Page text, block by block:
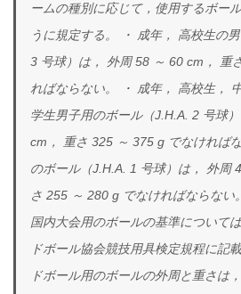
ームの種別に応じて，使用するボー
うに規定する。
・ 成年， 高校生の
3 号球）は， 外周 58 ～ 60 cm， 重
ればならない。
・ 成年， 高校生，
学生男子用のボール（J.H.A. 2 号球
cm， 重さ 325 ～ 375 g でなければ
のボール（J.H.A. 1 号球）は， 外周
さ 255 ～ 280 g でなければならない。
国内大会用のボールの基準について
ドボール協会競技用具検定規程に記載
ドボール用のボールの外周と重さは